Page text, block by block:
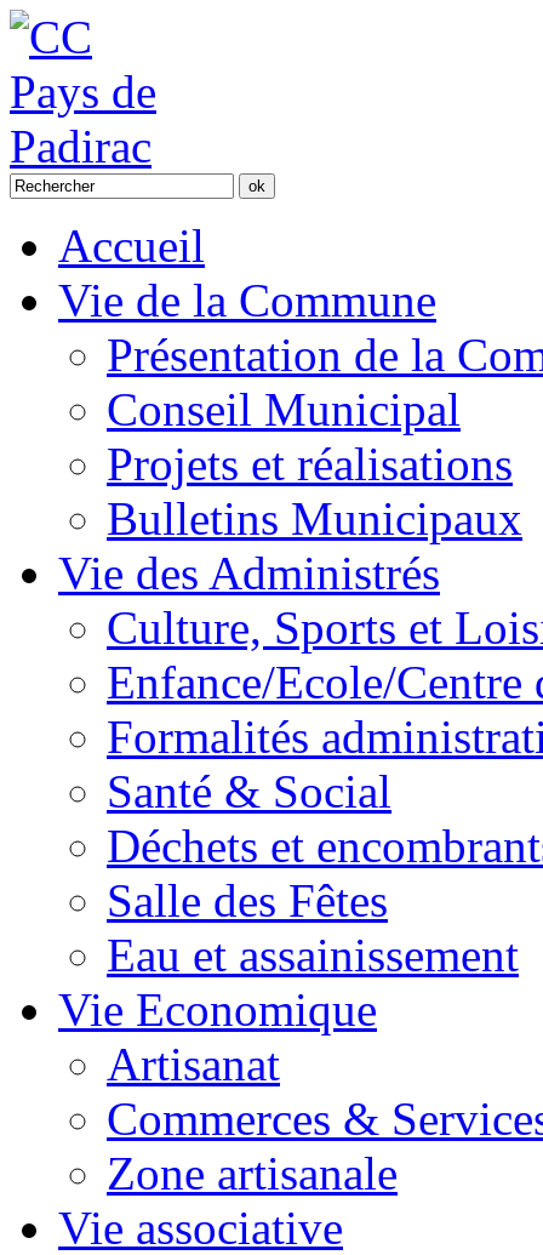
Accueil
Vie de la Commune
Présentation de la
Conseil Municipal
Projets et réalisations
Bulletins Municipaux
Vie des Administrés
Culture, Sports et
Enfance/Ecole/Centre
Formalités
Santé & Social
Déchets et
Salle des Fêtes
Eau et assainissement
Vie Economique
Artisanat
Commerces &
Zone artisanale
Vie associative